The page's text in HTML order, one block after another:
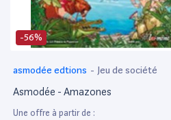
-56%
asmodée edtions - Jeu de société
Asmodée - Amazones
Une offre à partir de :